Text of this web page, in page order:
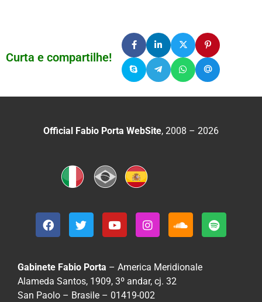
Curta e compartilhe!
Official Fabio Porta WebSite, 2008 – 2026
Gabinete Fabio Porta – America Meridionale
Alameda Santos, 1909, 3º andar, cj. 32
San Paolo – Brasile – 01419-002